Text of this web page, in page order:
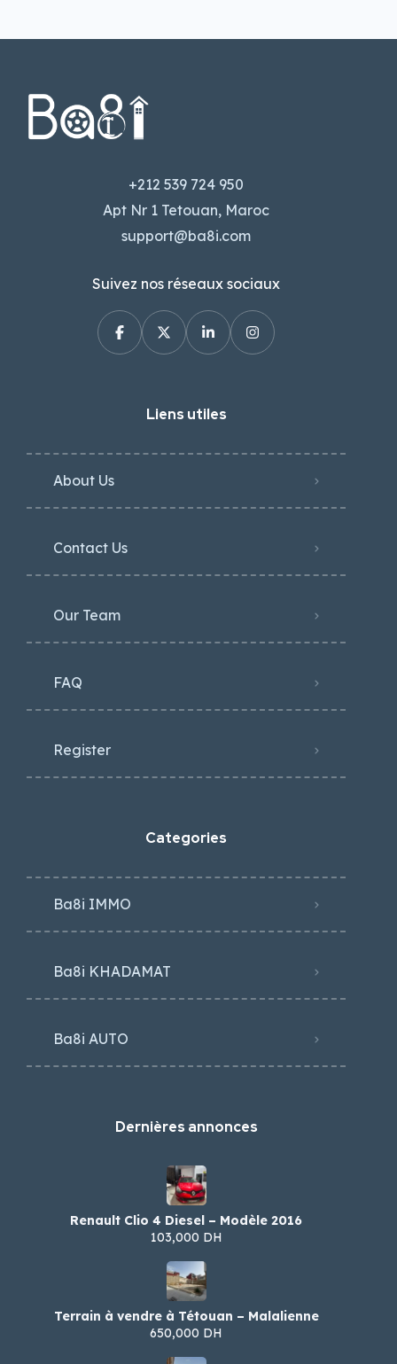
+212 539 724 950
Apt Nr 1 Tetouan, Maroc
support@ba8i.com
Suivez nos réseaux sociaux
Liens utiles
About Us
Contact Us
Our Team
FAQ
Register
Categories
Ba8i IMMO
Ba8i KHADAMAT
Ba8i AUTO
Dernières annonces
Renault Clio 4 Diesel – Modèle 2016
103,000 DH
Terrain à vendre à Tétouan – Malalienne
650,000 DH